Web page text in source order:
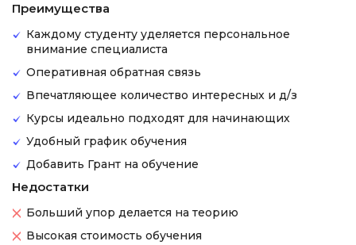
Преимущества
Каждому студенту уделяется персональное
внимание специалиста
Оперативная обратная связь
Впечатляющее количество интересных и д/з
Курсы идеально подходят для начинающих
Удобный график обучения
Добавить Грант на обучение
Недостатки
Больший упор делается на теорию
Высокая стоимость обучения